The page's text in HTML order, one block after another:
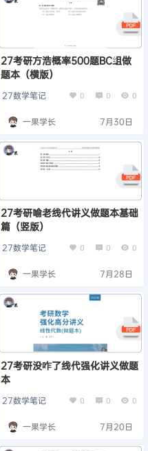
27考研方浩概率500题BC组做
题本（横版）
27数学笔记 0 0 0
一果学长 7月30日
27考研喻老线代讲义做题本基础
篇（竖版）
27数学笔记 0 0 0
一果学长 7月28日
27考研没咋了线代强化讲义做题
本
27数学笔记 0 0 0
一果学长 7月20日